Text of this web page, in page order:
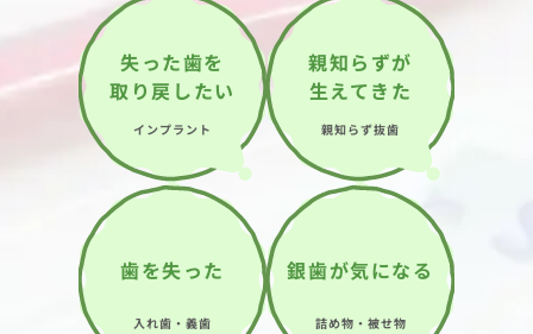
失った歯を
取り戻したい
インプラント
親知らずが
生えてきた
親知らず抜歯
歯を失った
入れ歯・義歯
銀歯が気になる
詰め物・被せ物